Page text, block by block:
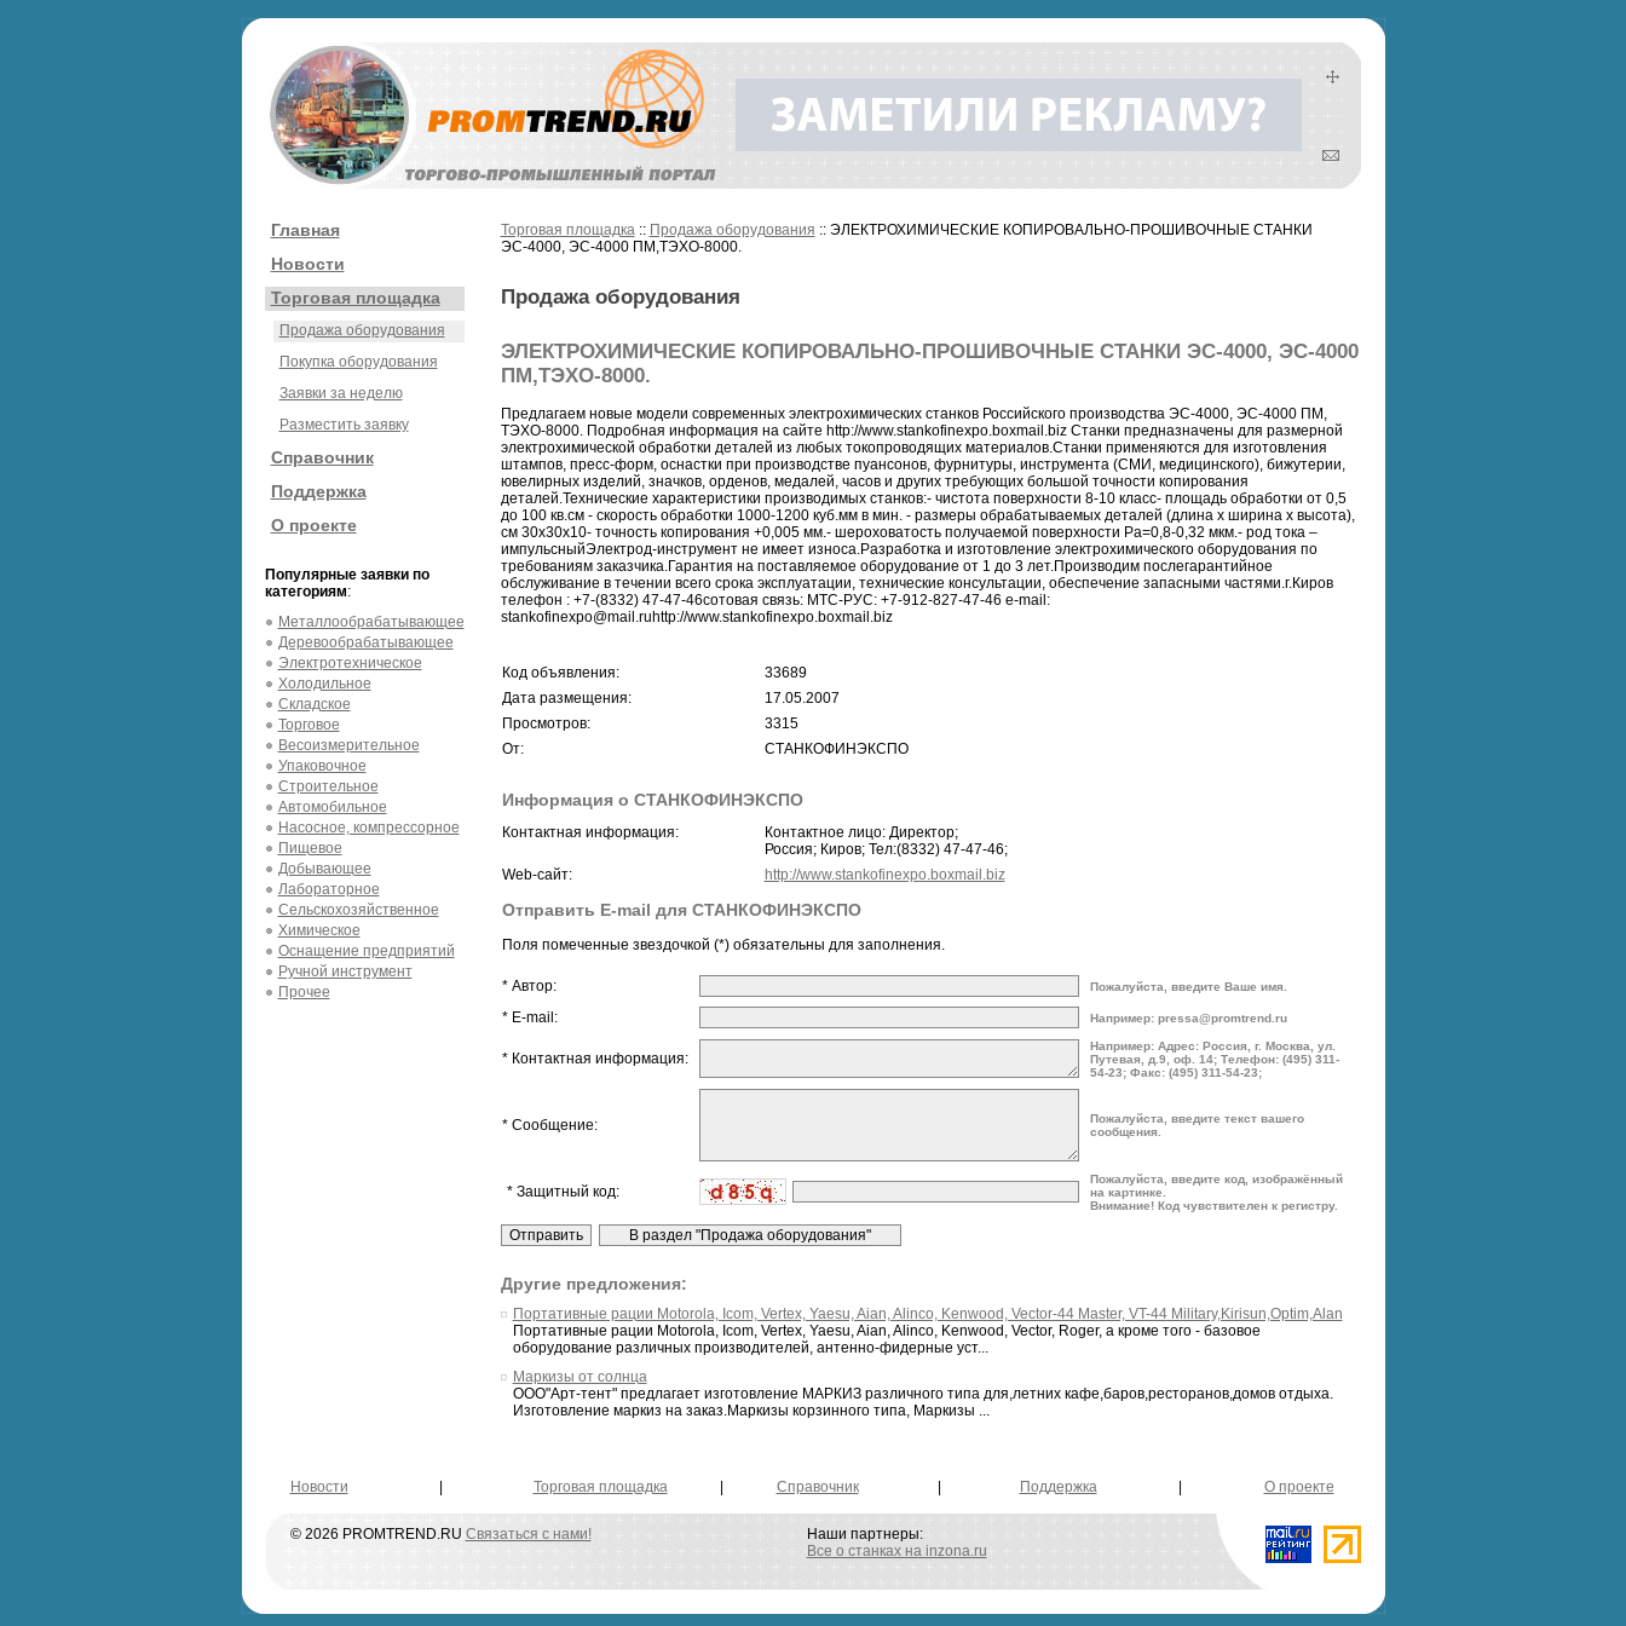
Главная
Новости
Торговая площадка
Продажа оборудования
Покупка оборудования
Заявки за неделю
Разместить заявку
Справочник
Поддержка
О проекте
Популярные заявки по
категориям:
Металлообрабатывающее
Деревообрабатывающее
Электротехническое
Холодильное
Складское
Торговое
Весоизмерительное
Упаковочное
Строительное
Автомобильное
Насосное, компрессорное
Пищевое
Добывающее
Лабораторное
Сельскохозяйственное
Химическое
Оснащение предприятий
Ручной инструмент
Прочее
Торговая площадка:: Продажа оборудования :: ЭЛЕКТРОХИМИЧЕСКИЕ КОПИРОВАЛЬНО-ПРОШИВОЧНЫЕ СТАНКИ
ЭС-4000, ЭС-4000 ПМ,ТЭХО-8000.
Продажа оборудования
ЭЛЕКТРОХИМИЧЕСКИЕ КОПИРОВАЛЬНО-ПРОШИВОЧНЫЕ СТАНКИ ЭС-4000, ЭС-4000
ПМ,ТЭХО-8000.
Предлагаем новые модели современных электрохимических станков Российского производства ЭС-4000, ЭС-4000 ПМ,
ТЭХО-8000. Подробная информация на сайте http://www.stankofinexpo.boxmail.biz Станки предназначены для размерной
электрохимической обработки деталей из любых токопроводящих материалов.Станки применяются для изготовления
штампов, пресс-форм, оснастки при производстве пуансонов, фурнитуры, инструмента (СМИ, медицинского), бижутерии,
ювелирных изделий, значков, орденов, медалей, часов и других требующих большой точности копирования
деталей.Технические характеристики производимых станков:- чистота поверхности 8-10 класс- площадь обработки от 0,5
до 100 кв.см - скорость обработки 1000-1200 куб.мм в мин. - размеры обрабатываемых деталей (длина х ширина х высота),
см 30х30х10- точность копирования +0,005 мм.- шероховатость получаемой поверхности Ра=0,8-0,32 мкм.- род тока –
импульсныйЭлектрод-инструмент не имеет износа.Разработка и изготовление электрохимического оборудования по
требованиям заказчика.Гарантия на поставляемое оборудование от 1 до 3 лет.Производим послегарантийное
обслуживание в течении всего срока эксплуатации, технические консультации, обеспечение запасными частями.г.Киров
телефон : +7-(8332) 47-47-46сотовая связь: МТС-РУС: +7-912-827-47-46 e-mail:
stankofinexpo@mail.ruhttp://www.stankofinexpo.boxmail.biz
Код объявления:
33689
Дата размещения:
17.05.2007
Просмотров:
3315
От:
СТАНКОФИНЭКСПО
Информация о СТАНКОФИНЭКСПО
Контактная информация:
Контактное лицо: Директор;
Россия; Киров; Тел:(8332) 47-47-46;
Web-сайт:
http://www.stankofinexpo.boxmail.biz
Отправить E-mail для СТАНКОФИНЭКСПО
Поля помеченные звездочкой (*) обязательны для заполнения.
* Автор: Пожалуйста, введите Ваше имя.
* E-mail: Например: pressa@promtrend.ru
* Контактная информация:
Например: Адрес: Россия, г. Москва, ул.
Путевая, д.9, оф. 14; Телефон: (495) 311-
54-23; Факс: (495) 311-54-23;
* Сообщение:
Пожалуйста, введите текст вашего
сообщения.
* Защитный код:
Пожалуйста, введите код, изображённый
на картинке.
Внимание! Код чувствителен к регистру.
Другие предложения:
Портативные рации Motorola, Icom, Vertex, Yaеsu, Aian, Alinco, Kenwood, Vector-44 Master, VT-44 Military,Kirisun,Optim,Alan
Портативные рации Motorola, Icom, Vertex, Yaеsu, Aian, Alinco, Kenwood, Vector, Roger, а кроме того - базовое
оборудование различных производителей, антенно-фидерные уст...
Маркизы от солнца
ООО"Арт-тент" предлагает изготовление МАРКИЗ различного типа для,летних кафе,баров,ресторанов,домов отдыха.
Изготовление маркиз на заказ.Маркизы корзинного типа, Маркизы ...
Новости Торговая площадка Справочник Поддержка О проекте
© 2026 PROMTREND.RU Связаться с нами!
Наши партнеры:
Все о станках на inzona.ru